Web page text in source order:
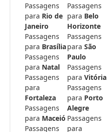
Passagens
para Rio de
Janeiro
Passagens
para Brasília
Passagens
para Natal
Passagens
para
Fortaleza
Passagens
para Maceió
Passagens
Passagens
para Belo
Horizonte
Passagens
para São
Paulo
Passagens
para Vitória
Passagens
para Porto
Alegre
Passagens
para